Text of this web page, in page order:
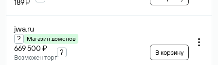
189 ₽
jwa.ru
? Магазин доменов
669 500 ₽
Возможен торг
? В корзину